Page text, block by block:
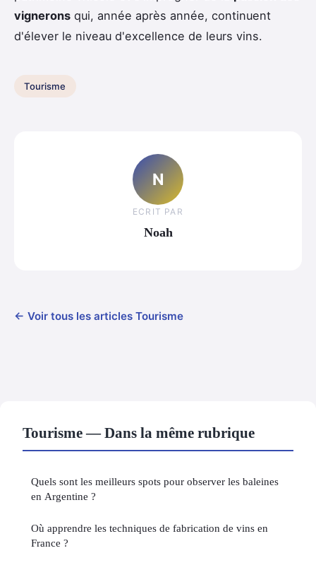
vignerons qui, année après année, continuent
d'élever le niveau d'excellence de leurs vins.
Tourisme
N
ECRIT PAR
Noah
← Voir tous les articles Tourisme
Tourisme — Dans la même rubrique
Quels sont les meilleurs spots pour observer les baleines
en Argentine ?
Où apprendre les techniques de fabrication de vins en
France ?